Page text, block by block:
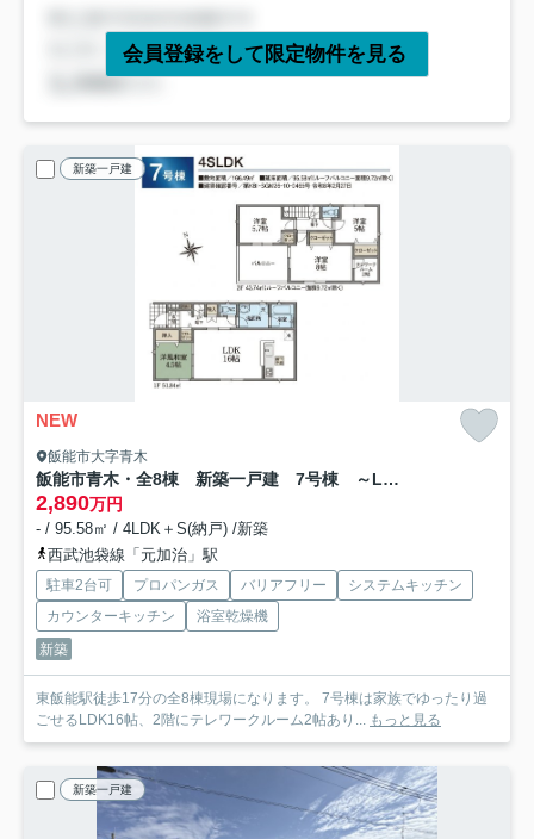
会員登録をして限定物件を見る
新築一戸建
NEW
飯能市大字青木
飯能市青木・全8棟 新築一戸建 7号棟 ～LDK16帖～
2,890万円
- / 95.58㎡ / 4LDK＋S(納戸) /新築
西武池袋線「元加治」駅
駐車2台可 プロパンガス バリアフリー
システムキッチン
カウンターキッチン
浴室乾燥機
新築
東飯能駅徒歩17分の全8棟現場になります。 7号棟は家族でゆったり過
ごせるLDK16帖、2階にテレワークルーム2帖あり... もっと見る
新築一戸建